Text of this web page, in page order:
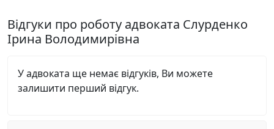
Відгуки про роботу адвоката Слурденко
Ірина Володимирівна
У адвоката ще немає відгуків, Ви можете
залишити перший відгук.